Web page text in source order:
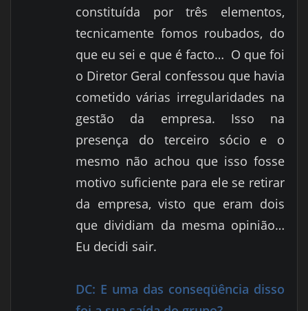
constituída por três elementos,
tecnicamente fomos roubados, do
que eu sei e que é facto… O que foi
o Diretor Geral confessou que havia
cometido várias irregularidades na
gestão da empresa. Isso na
presença do terceiro sócio e o
mesmo não achou que isso fosse
motivo suficiente para ele se retirar
da empresa, visto que eram dois
que dividiam da mesma opinião…
Eu decidi sair.
DC: E uma das conseqüência disso